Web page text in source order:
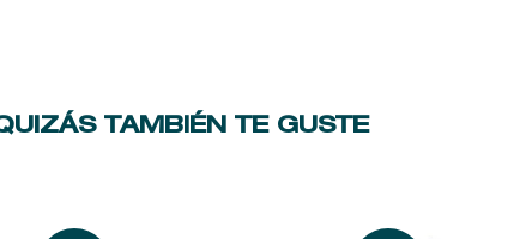
TAMBIÉN TE GUSTE